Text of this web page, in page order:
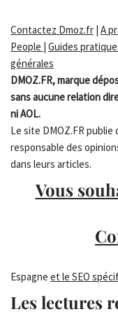
Contactez Dmoz.fr | A
People | Guides
générales
DMOZ.FR, marque
sans aucune relation
ni AOL.
Le site DMOZ.FR
responsable des
dans leurs articles.
Vous
Espagne et le SEO
Les lectures